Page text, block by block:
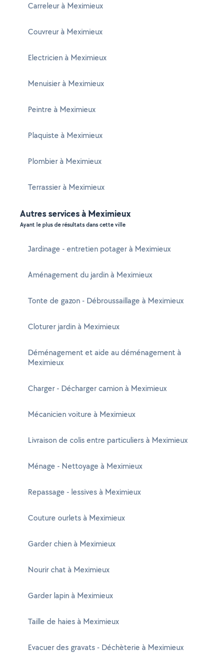
Carreleur à Meximieux
Couvreur à Meximieux
Electricien à Meximieux
Menuisier à Meximieux
Peintre à Meximieux
Plaquiste à Meximieux
Plombier à Meximieux
Terrassier à Meximieux
Autres services à Meximieux
Ayant le plus de résultats dans cette ville
Jardinage - entretien potager à Meximieux
Aménagement du jardin à Meximieux
Tonte de gazon - Débroussaillage à Meximieux
Cloturer jardin à Meximieux
Déménagement et aide au déménagement à
Meximieux
Charger - Décharger camion à Meximieux
Mécanicien voiture à Meximieux
Livraison de colis entre particuliers à Meximieux
Ménage - Nettoyage à Meximieux
Repassage - lessives à Meximieux
Couture ourlets à Meximieux
Garder chien à Meximieux
Nourir chat à Meximieux
Garder lapin à Meximieux
Taille de haies à Meximieux
Evacuer des gravats - Déchèterie à Meximieux